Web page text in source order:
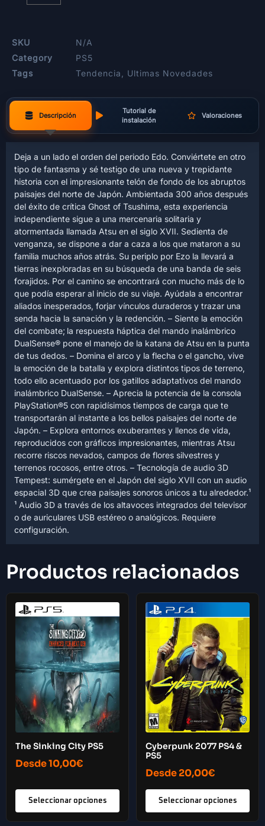
SKU
N/A
Category
PS5
Tags
Tendencia Ultimas Novedades
Descripción
Tutorial de
instalación
Valoraciones
Deja a un lado el orden del periodo Edo. Conviértete en otro
tipo de fantasma y sé testigo de una nueva y trepidante
historia con el impresionante telón de fondo de los abruptos
paisajes del norte de Japón. Ambientada 300 años después
del éxito de crítica Ghost of Tsushima, esta experiencia
independiente sigue a una mercenaria solitaria y
atormentada llamada Atsu en el siglo XVII. Sedienta de
venganza, se dispone a dar a caza a los que mataron a su
familia muchos años atrás. Su periplo por Ezo la llevará a
tierras inexploradas en su búsqueda de una banda de seis
forajidos. Por el camino se encontrará con mucho más de lo
que podía esperar al inicio de su viaje. Ayúdala a encontrar
aliados inesperados, forjar vínculos duraderos y trazar una
senda hacia la sanación y la redención. – Siente la emoción
del combate; la respuesta háptica del mando inalámbrico
DualSense® pone el manejo de la katana de Atsu en la punta
de tus dedos. – Domina el arco y la flecha o el gancho, vive
la emoción de la batalla y explora distintos tipos de terreno,
todo ello acentuado por los gatillos adaptativos del mando
inalámbrico DualSense. – Aprecia la potencia de la consola
PlayStation®5 con rapidísimos tiempos de carga que te
transportarán al instante a los bellos paisajes del norte de
Japón. – Explora entornos exuberantes y llenos de vida,
reproducidos con gráficos impresionantes, mientras Atsu
recorre riscos nevados, campos de flores silvestres y
terrenos rocosos, entre otros. – Tecnología de audio 3D
Tempest: sumérgete en el Japón del siglo XVII con un audio
espacial 3D que crea paisajes sonoros únicos a tu alrededor.¹
¹ Audio 3D a través de los altavoces integrados del televisor
o de auriculares USB estéreo o analógicos. Requiere
configuración.
Productos relacionados
The Sinking City PS5
Desde10,00€
Seleccionar opciones
Cyberpunk 2077 PS4 &
PS5
Desde20,00€
Seleccionar opciones